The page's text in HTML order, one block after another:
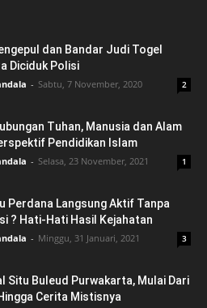
dan Bandar Judi Togel
Diciduk Polisi
- Sabtu, 7 November, 2020 2
Tuhan, Manusia dan Alam
Pendidikan Islam
- Selasa, 23 November, 2021 1
Perdana Langsung Aktif Tanpa
? Hati-Hati Hasil Kejahatan
- Minggu, 31 Januari, 2021 3
Situ Buleud Purwakarta, Mulai Dari
Cerita Mistisnya